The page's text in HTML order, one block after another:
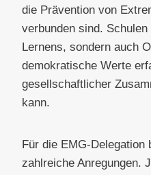
die Prävention von
verbunden sind.
Lernens, sondern auch
demokratische Werte
gesellschaftlicher
kann.
Für die EMG-Delegation
zahlreiche Anregungen.